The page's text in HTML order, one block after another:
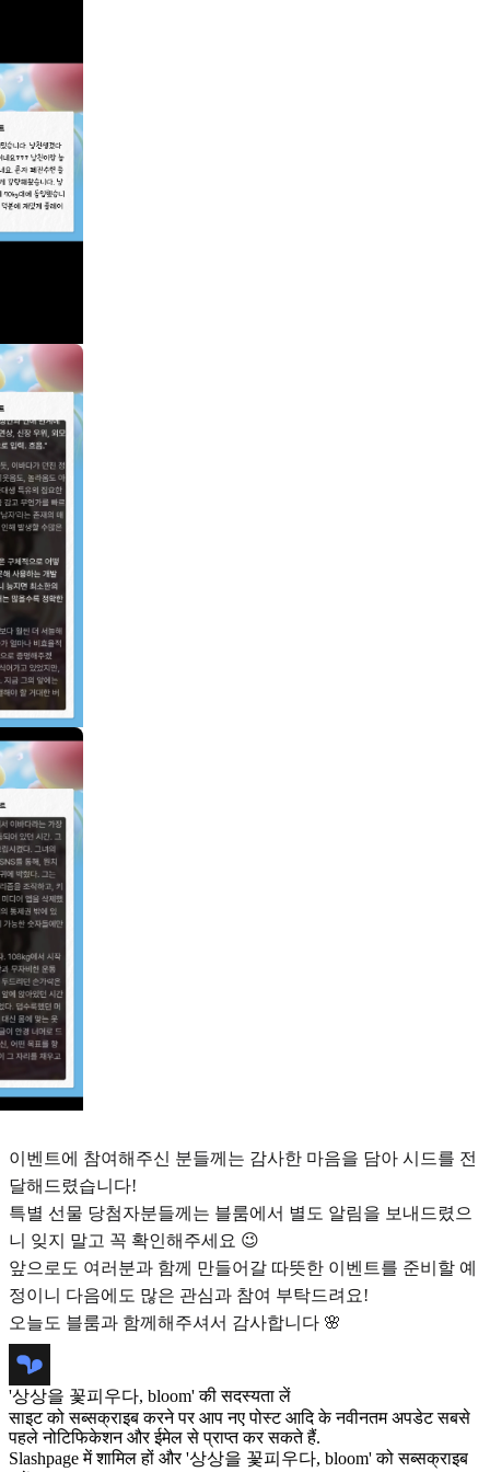
이벤트에 참여해주신 분들께는 감사한 마음을 담아 시드를 전
달해드렸습니다!
특별 선물 당첨자분들께는 블룸에서 별도 알림을 보내드렸으
니 잊지 말고 꼭 확인해주세요 😉
앞으로도 여러분과 함께 만들어갈 따뜻한 이벤트를 준비할 예
정이니 다음에도 많은 관심과 참여 부탁드려요!
오늘도 블룸과 함께해주셔서 감사합니다 🌸
'상상을 꽃피우다, bloom' की सदस्यता लें
साइट को सब्सक्राइब करने पर आप नए पोस्ट आदि के नवीनतम अपडेट सबसे
पहले नोटिफिकेशन और ईमेल से प्राप्त कर सकते हैं.
Slashpage में शामिल हों और '상상을 꽃피우다, bloom' को सब्सक्राइब